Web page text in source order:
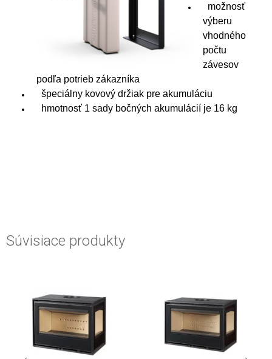
možnosť
výberu
vhodného
počtu
závesov
podľa potrieb zákazníka
špeciálny kovový držiak pre akumuláciu
hmotnosť 1 sady bočných akumulácií je 16 kg
Súvisiace produkty